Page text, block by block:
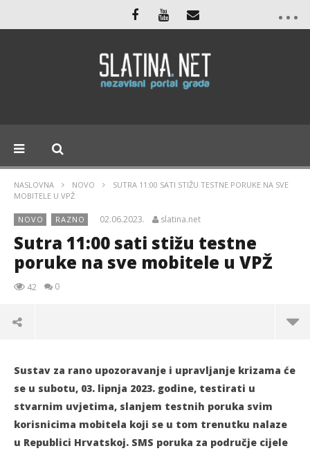
NASLOVNA NOVO
SUTRA 11:00 SATI STIŽU TESTNE PORUKE NA SVE
MOBITELE U VPŽ
NOVO RAZNO 02.06.2023. slatina.net
Sutra 11:00 sati stižu testne
poruke na sve mobitele u VPŽ
42 0
Sustav za rano upozoravanje i upravljanje krizama će
se u subotu, 03. lipnja 2023. godine, testirati u
stvarnim uvjetima, slanjem testnih poruka svim
korisnicima mobitela koji se u tom trenutku nalaze
u Republici Hrvatskoj. SMS poruka za područje cijele